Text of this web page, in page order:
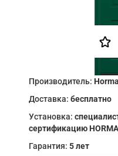
Производитель:
Доставка: бесплатно
Установка:
сертификацию
Гарантия: 5 лет